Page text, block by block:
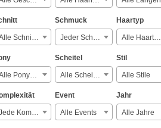
Alle Schnitte
Schmuck
Jeder Schmuck
Haartyp
Alle Haartypen
Alle Ponyarten
Scheitel
Alle Scheitelarten
Stil
Alle Stile
Jede Komplexität
Event
Alle Events
Jahr
Alle Jahre